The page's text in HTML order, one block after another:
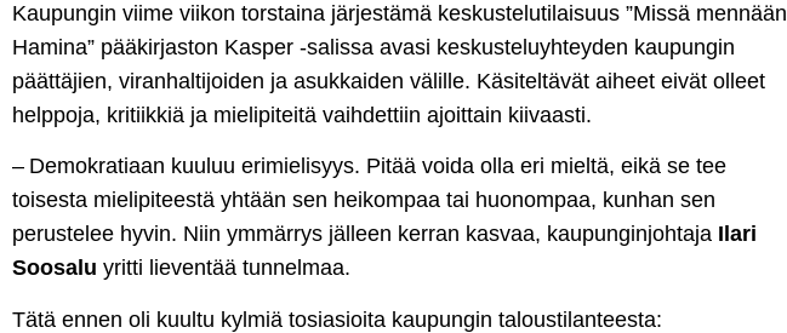
Kaupungin viime viikon torstaina järjestämä keskustelutilaisuus ”Missä mennään
Hamina” pääkirjaston Kasper -salissa avasi keskusteluyhteyden kaupungin
päättäjien, viranhaltijoiden ja asukkaiden välille. Käsiteltävät aiheet eivät olleet
helppoja, kritiikkiä ja mielipiteitä vaihdettiin ajoittain kiivaasti.
– Demokratiaan kuuluu erimielisyys. Pitää voida olla eri mieltä, eikä se tee
toisesta mielipiteestä yhtään sen heikompaa tai huonompaa, kunhan sen
perustelee hyvin. Niin ymmärrys jälleen kerran kasvaa, kaupunginjohtaja Ilari
Soosalu yritti lieventää tunnelmaa.
Tätä ennen oli kuultu kylmiä tosiasioita kaupungin taloustilanteesta: